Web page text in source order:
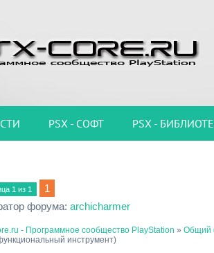
PSX - СОФТ PSX -
1 из 1
1
форума: archicharmer
- Программное сообщество PlayStation » Общий
инструмент)